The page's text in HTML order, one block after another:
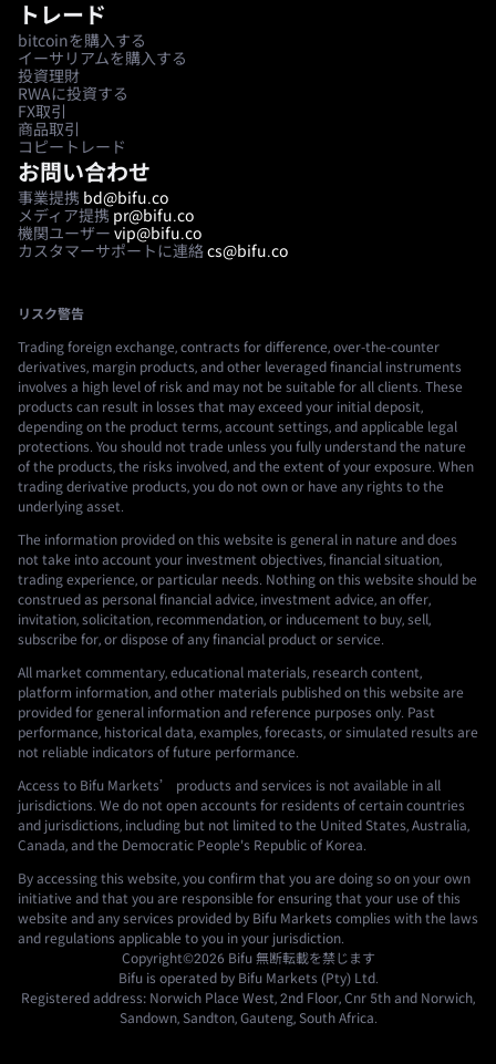
トレード
bitcoinを購入する
イーサリアムを購入する
投資理財
RWAに投資する
FX取引
商品取引
コピートレード
お問い合わせ
事業提携 bd@bifu.co
メディア提携 pr@bifu.co
機関ユーザー vip@bifu.co
カスタマーサポートに連絡cs@bifu.co
リスク警告
Trading foreign exchange, contracts for difference, over-the-counter
derivatives, margin products, and other leveraged financial instruments
involves a high level of risk and may not be suitable for all clients. These
products can result in losses that may exceed your initial deposit,
depending on the product terms, account settings, and applicable legal
protections. You should not trade unless you fully understand the nature
of the products, the risks involved, and the extent of your exposure. When
trading derivative products, you do not own or have any rights to the
underlying asset.
The information provided on this website is general in nature and does
not take into account your investment objectives, financial situation,
trading experience, or particular needs. Nothing on this website should be
construed as personal financial advice, investment advice, an offer,
invitation, solicitation, recommendation, or inducement to buy, sell,
subscribe for, or dispose of any financial product or service.
All market commentary, educational materials, research content,
platform information, and other materials published on this website are
provided for general information and reference purposes only. Past
performance, historical data, examples, forecasts, or simulated results are
not reliable indicators of future performance.
Access to Bifu Markets’ products and services is not available in all
jurisdictions. We do not open accounts for residents of certain countries
and jurisdictions, including but not limited to the United States, Australia,
Canada, and the Democratic People's Republic of Korea.
By accessing this website, you confirm that you are doing so on your own
initiative and that you are responsible for ensuring that your use of this
website and any services provided by Bifu Markets complies with the laws
and regulations applicable to you in your jurisdiction.
Copyright©2026 Bifu無断転載を禁じます
Bifu is operated by Bifu Markets (Pty) Ltd.
Registered address: Norwich Place West, 2nd Floor, Cnr 5th and Norwich,
Sandown, Sandton, Gauteng, South Africa.